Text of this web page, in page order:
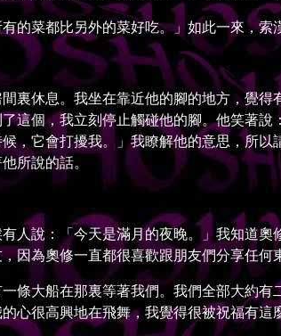
菜都比另外的菜好吃。」如此一來，索
休息。我坐在靠近他的腳的地方，覺得
這個，我立刻停止觸碰他的腳。他笑著
，它會打擾我。」我瞭解他的意思，所
所說的話。
說：「今天是滿月的夜晚。」我知道奧
因為奧修一直都很喜歡跟朋友們分享任何
船在那裏等著我們。我們全部大約有
心很高興地在飛舞，我覺得很被祝福有這